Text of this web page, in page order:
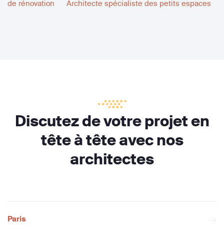
de rénovation
Architecte spécialiste des petits espaces
Discutez de votre projet en
tête à tête avec nos
architectes
Paris